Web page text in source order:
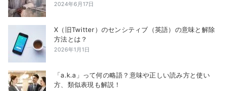
2024年6月17日
X（旧Twitter）のセンシティブ（英語）の意味と解除
方法とは？
2026年1月1日
「a.k.a」って何の略語？意味や正しい読み方と使い
方、類似表現も解説！